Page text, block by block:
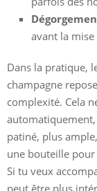
avant la mise
Dans la pratique,
champagne
complexité. Cela
patiné, plus
une bouteille
Si tu veux
peut être plus